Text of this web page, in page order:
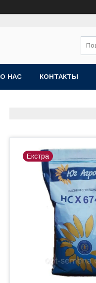
О НАС КОНТАКТЫ
Екстра